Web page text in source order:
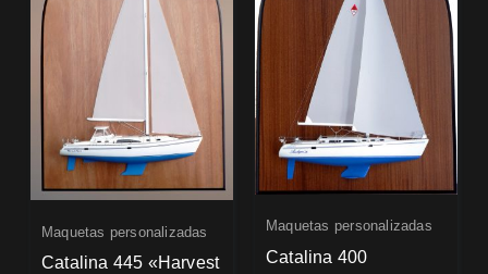
Maquetas personalizadas
Catalina 445 «Harvest
Maquetas personalizadas
Catalina 400